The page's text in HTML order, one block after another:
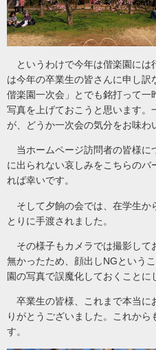
というわけで今年は偕楽園には
は今年の卒業生の皆さんに申し
偕楽園一次会」とでも銘打って一
写真を上げておこうと思います。
が、どうか一次会の気分をお味わ
当ホームページ訪問者の皆様に
に出られない哀しみをこちらの
れば幸いです。
そして夕餉の会では、在学生か
とりに手渡されました。
その様子もカメラでは撮影して
無かったため、顔出しNGという
園の写真で誤魔化しておくことに
卒業生の皆様、これまで本当に
りがとうございました。これか
す。